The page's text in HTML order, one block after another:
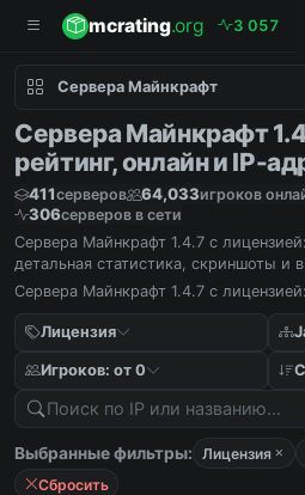
mcrating.org 3 057
Сервера Майнкрафт
Сервера Майнкрафт
рейтинг, онлайн и IP-
411серверов 64,033игроков
306серверов в сети
Сервера Майнкрафт 1.4.7 с
детальная статистика, скриншоты и
Сервера Майнкрафт 1.4.7 с
Лицензия
Игроков: от 0
Выбранные фильтры: Лицензия
Сбросить